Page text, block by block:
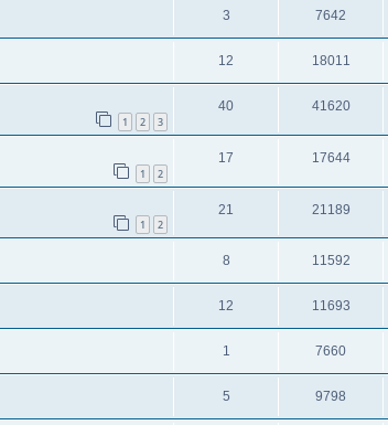
3 7642
12 18011
1 2 3
40 41620
1 2
17 17644
1 2
21 21189
8 11592
12 11693
1 7660
5 9798